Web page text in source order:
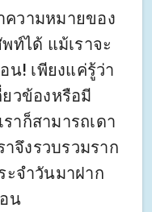
ความหมายของ
ท์ได้ แม้เราจะ
น! เพียงแค่รู้ว่า
วข้องหรือมี
าก็สามารถเดา
จึงรวบรวมราก
จำวันมาฝาก
น